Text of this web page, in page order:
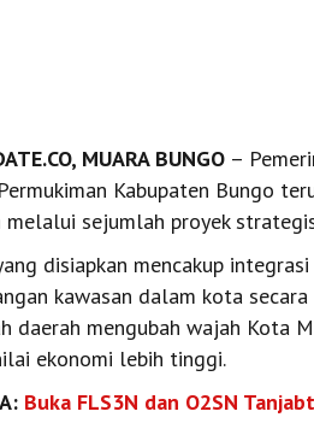
MUARA BUNGO –
Kabupaten Bungo
melalui sejumlah proyek
disiapkan mencakup
kawasan dalam kota
daerah mengubah wajah Kota
ekonomi lebih tinggi.
Buka FLS3N dan O2SN